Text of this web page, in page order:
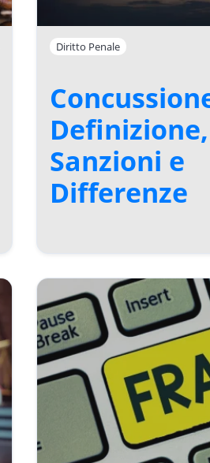
Diritto Penale
Definizione,
Sanzioni e
Differenze